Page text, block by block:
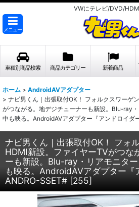
VWにテレビ/DVD/
メニュー
車種別商品検索 商品カテゴリー 新着商品
ホーム > AndroidAVアダプター
> ナビ男くん｜出張取付OK！ フォルクスワーゲ
がつながる。地デジチューナーも新設。Blu-ray
中も映る。AndroidAVアダプター『アンドロイダ
ナビ男くん｜出張取付OK！ フォ
HDMI新設。ファイヤーTVがつな
ーも新設。Blu-ray・リアモニタ
も映る。AndroidAVアダプター『
ANDRO-SSET# [255]